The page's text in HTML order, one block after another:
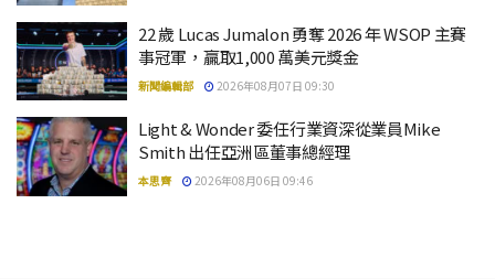
22 歲 Lucas Jumalon 勇奪 2026 年 WSOP 主賽
事冠軍，贏取1,000 萬美元獎金
新聞編輯部 2026年08月07日 09:30
Light & Wonder 委任行業資深從業員Mike
Smith 出任亞洲區董事總經理
本思齊 2026年08月06日 09:46